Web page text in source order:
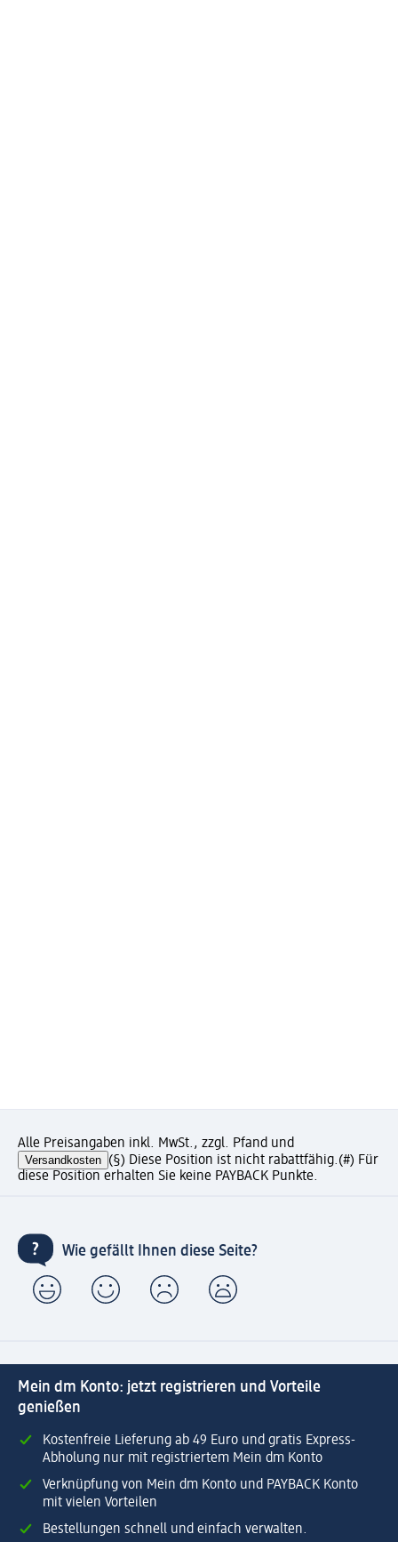
Alle Preisangaben inkl. MwSt., zzgl. Pfand und
Versandkosten (§) Diese Position ist nicht rabattfähig.(#) Für
diese Position erhalten Sie keine PAYBACK Punkte.
Wie gefällt Ihnen diese Seite?
Mein dm Konto: jetzt registrieren und Vorteile
genießen
Kostenfreie Lieferung ab 49 Euro und gratis Express-
Abholung nur mit registriertem Mein dm Konto
Verknüpfung von Mein dm Konto und PAYBACK Konto
mit vielen Vorteilen
Bestellungen schnell und einfach verwalten.